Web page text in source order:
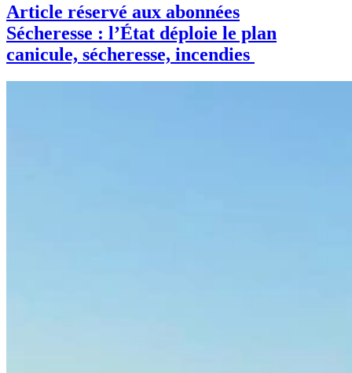
Article réservé aux abonnées
Sécheresse : l’État déploie le plan
canicule, sécheresse, incendies